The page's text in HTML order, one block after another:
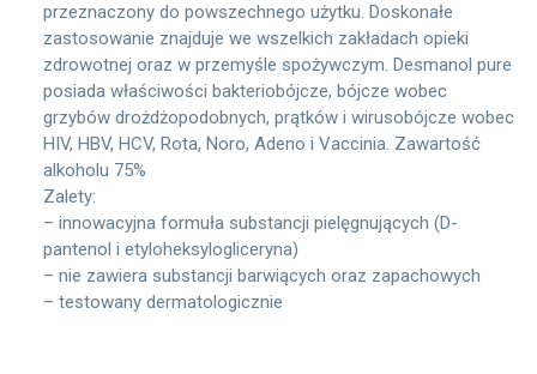
przeznaczony do powszechnego użytku. Doskonałe
zastosowanie znajduje we wszelkich zakładach opieki
zdrowotnej oraz w przemyśle spożywczym. Desmanol pure
posiada właściwości bakteriobójcze, bójcze wobec
grzybów drożdżopodobnych, prątków i wirusobójcze wobec
HIV, HBV, HCV, Rota, Noro, Adeno i Vaccinia. Zawartość
alkoholu 75%
Zalety:
– innowacyjna formuła substancji pielęgnujących (D-
pantenol i etyloheksylogliceryna)
– nie zawiera substancji barwiących oraz zapachowych
– testowany dermatologicznie